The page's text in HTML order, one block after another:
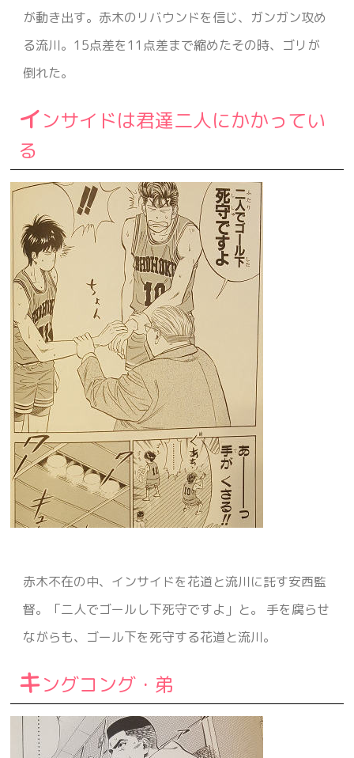
が動き出す。赤木のリバウンドを信じ、ガンガン攻め
る流川。15点差を11点差まで縮めたその時、ゴリが
倒れた。
インサイドは君達二人にかかってい
る
赤木不在の中、インサイドを花道と流川に託す安西監
督。「二人でゴールし下死守ですよ」と。 手を腐らせ
ながらも、ゴール下を死守する花道と流川。
キングコング・弟